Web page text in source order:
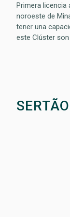
Primera licencia
noroeste de
tener una
este Clúster